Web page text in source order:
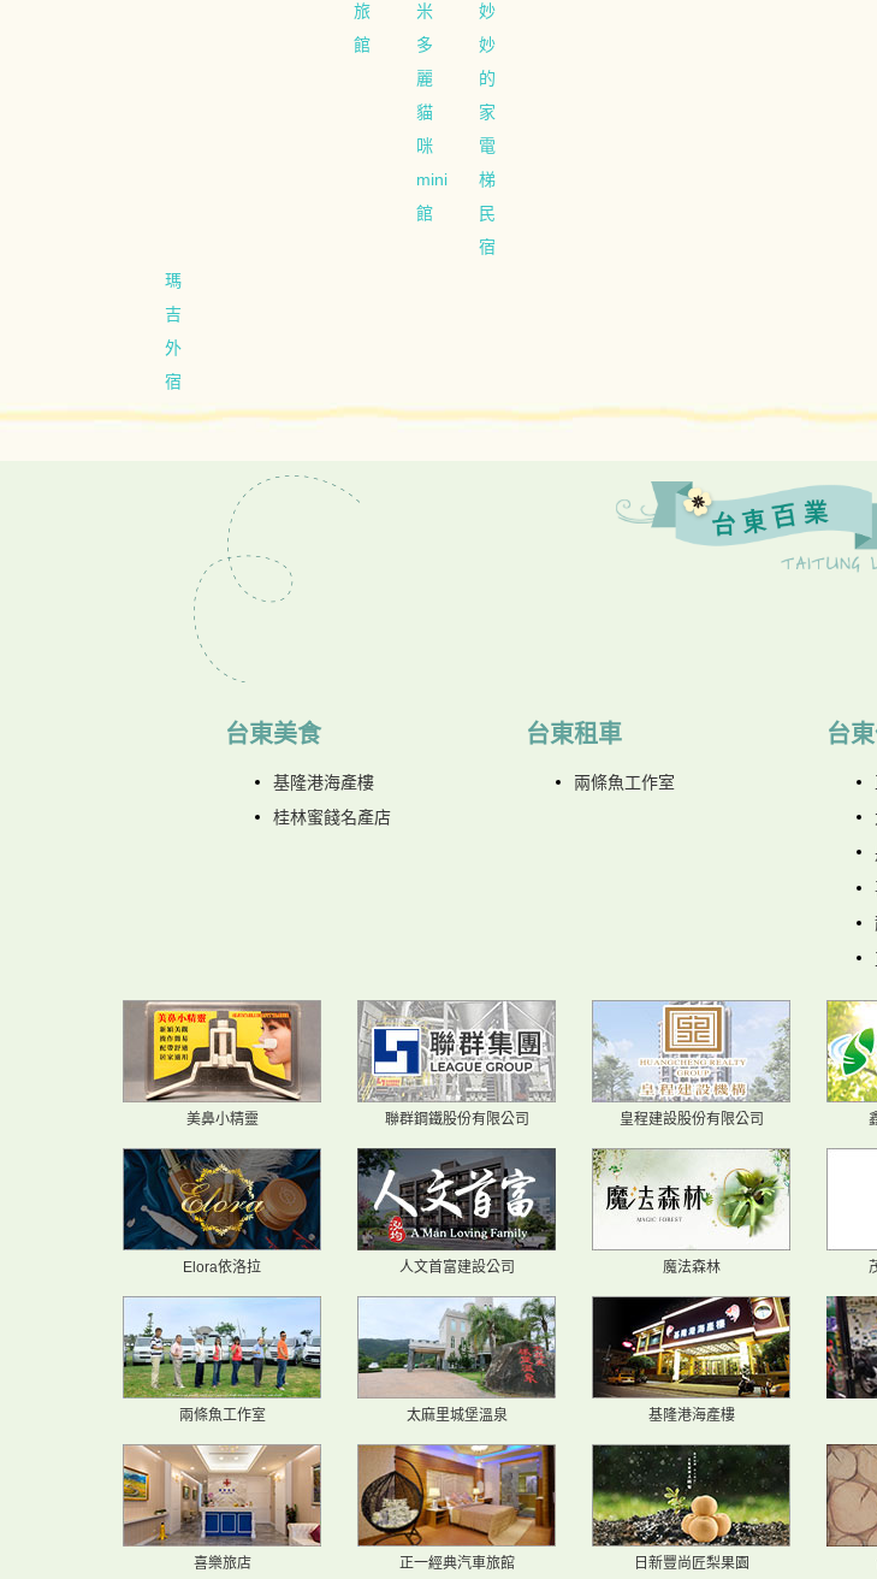
旅
館
米
多
麗
貓
咪
mini
館
妙
妙
的
家
電
梯
民
宿
瑪
吉
外
宿
台東美食
基隆港海產樓
桂林蜜餞名產店
台東租車
兩條魚工作室
台
美鼻小精靈 聯群鋼鐵股份有限公司 皇程建設股份有限公司
Elora依洛拉 人文首富建設公司 魔法森林
兩條魚工作室 太麻里城堡溫泉 基隆港海產樓
喜樂旅店 正一經典汽車旅館 日新豐尚匠梨果園